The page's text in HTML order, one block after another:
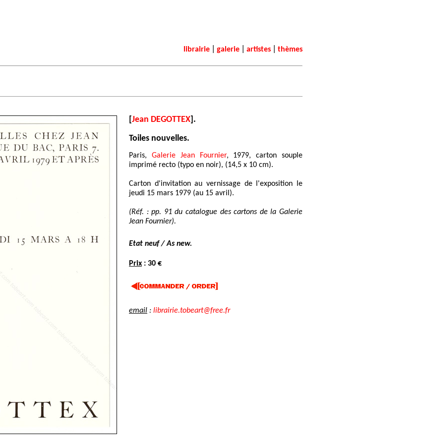
librairie galerie artistes thèmes
[Jean DEGOTTEX].
Toiles nouvelles.
Paris, Galerie Jean Fournier, 1979, carton souple
imprimé recto (typo en noir), (14,5 x 10 cm).
Carton d'invitation au vernissage de l'exposition le
jeudi 15 mars 1979 (au 15 avril).
(Réf. : pp. 91 du catalogue des cartons de la Galerie
Jean Fournier).
Etat neuf / As new.
Prix : 30 €
email : librairie.tobeart@free.fr